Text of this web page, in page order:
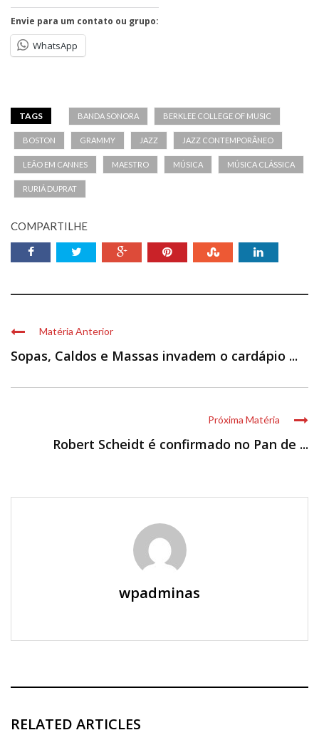
Envie para um contato ou grupo:
WhatsApp
TAGS BANDA SONORA BERKLEE COLLEGE OF MUSIC
BOSTON GRAMMY JAZZ JAZZ CONTEMPORÂNEO
LEÃO EM CANNES MAESTRO MÚSICA MÚSICA CLÁSSICA
RURIÁ DUPRAT
COMPARTILHE
Matéria Anterior
Sopas, Caldos e Massas invadem o cardápio ...
Próxima Matéria
Robert Scheidt é confirmado no Pan de ...
wpadminas
RELATED ARTICLES